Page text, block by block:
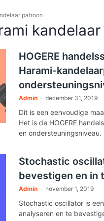
patroon
HOGERE
Harami-
Admin - december 31, 2019
Dit is een eenvoudige
Het is de HOGERE
en ondersteuningsniveau.
Stochastic
bevestigen en in
Admin - november 1, 2019
Stochastic oscillator is
analyseren en te